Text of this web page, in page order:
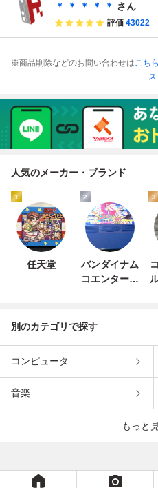
＊ ＊ ＊ ＊ ＊ さん
評価 43022
※商品削除などのお問い合わせはこちら
人気のメーカー・ブランド
1
任天堂
2
バンダイナム
コエンターテ
3
別のカテゴリで探す
コンピュータ
音楽
もっと